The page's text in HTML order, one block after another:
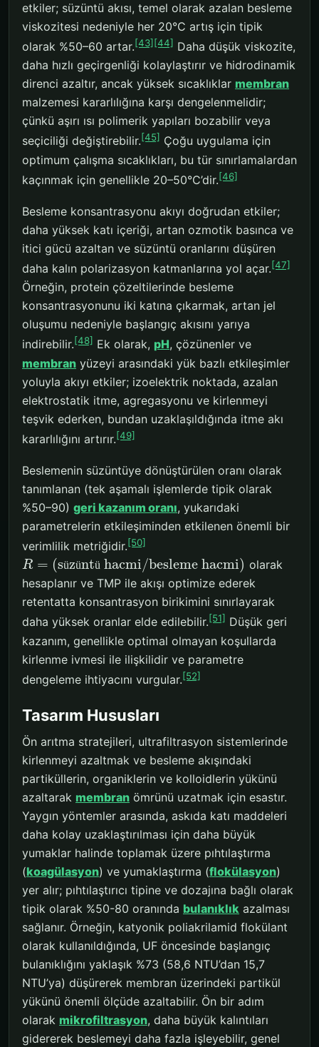
etkiler; süzüntü akısı, temel olarak azalan besleme
viskozitesi nedeniyle her 20°C artış için tipik
olarak %50–60 artar.[43] [44] Daha düşük viskozite,
daha hızlı geçirgenliği kolaylaştırır ve hidrodinamik
direnci azaltır, ancak yüksek sıcaklıklar membran
malzemesi kararlılığına karşı dengelenmelidir;
çünkü aşırı ısı polimerik yapıları bozabilir veya
seçiciliği değiştirebilir.[45] Çoğu uygulama için
optimum çalışma sıcaklıkları, bu tür sınırlamalardan
kaçınmak için genellikle 20–50°C’dir.[46]
Besleme konsantrasyonu akıyı doğrudan etkiler;
daha yüksek katı içeriği, artan ozmotik basınca ve
itici gücü azaltan ve süzüntü oranlarını düşüren
daha kalın polarizasyon katmanlarına yol açar.[47]
Örneğin, protein çözeltilerinde besleme
konsantrasyonunu iki katına çıkarmak, artan jel
oluşumu nedeniyle başlangıç akısını yarıya
indirebilir.[48] Ek olarak, pH, çözünenler ve
membran yüzeyi arasındaki yük bazlı etkileşimler
yoluyla akıyı etkiler; izoelektrik noktada, azalan
elektrostatik itme, agregasyonu ve kirlenmeyi
teşvik ederken, bundan uzaklaşıldığında itme akı
kararlılığını artırır.[49]
Beslemenin süzüntüye dönüştürülen oranı olarak
tanımlanan (tek aşamalı işlemlerde tipik olarak
%50–90) geri kazanım oranı, yukarıdaki
parametrelerin etkileşiminden etkilenen önemli bir
verimlilik metriğidir.[50]
R = (süzüntü hacmi/besleme hacmi) olarak
hesaplanır ve TMP ile akışı optimize ederek
retentatta konsantrasyon birikimini sınırlayarak
daha yüksek oranlar elde edilebilir.[51] Düşük geri
kazanım, genellikle optimal olmayan koşullarda
kirlenme ivmesi ile ilişkilidir ve parametre
dengeleme ihtiyacını vurgular.[52]
Tasarım Hususları
Ön arıtma stratejileri, ultrafiltrasyon sistemlerinde
kirlenmeyi azaltmak ve besleme akışındaki
partiküllerin, organiklerin ve kolloidlerin yükünü
azaltarak membran ömrünü uzatmak için esastır.
Yaygın yöntemler arasında, askıda katı maddeleri
daha kolay uzaklaştırılması için daha büyük
yumaklar halinde toplamak üzere pıhtılaştırma
(koagülasyon) ve yumaklaştırma (flokülasyon)
yer alır; pıhtılaştırıcı tipine ve dozajına bağlı olarak
tipik olarak %50-80 oranında bulanıklık azalması
sağlanır. Örneğin, katyonik poliakrilamid flokülant
olarak kullanıldığında, UF öncesinde başlangıç
bulanıklığını yaklaşık %73 (58,6 NTU’dan 15,7
NTU’ya) düşürerek membran üzerindeki partikül
yükünü önemli ölçüde azaltabilir. Ön bir adım
olarak mikrofiltrasyon, daha büyük kalıntıları
gidererek beslemeyi daha fazla işleyebilir, genel